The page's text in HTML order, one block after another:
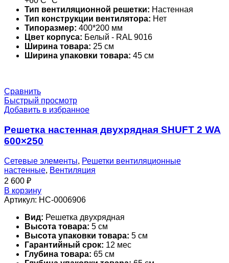
Тип вентиляционной решетки: Настенная
Тип конструкции вентилятора: Нет
Типоразмер: 400*200 мм
Цвет корпуса: Белый - RAL 9016
Ширина товара: 25 см
Ширина упаковки товара: 45 см
Сравнить
Быстрый просмотр
Добавить в избранное
Решетка настенная двухрядная SHUFT 2 WA
600×250
Сетевые элементы, Решетки вентиляционные
настенные, Вентиляция
2 600 ₽
В корзину
Артикул: НС-0006906
Вид: Решетка двухрядная
Высота товара: 5 см
Высота упаковки товара: 5 см
Гарантийный срок: 12 мес
Глубина товара: 65 см